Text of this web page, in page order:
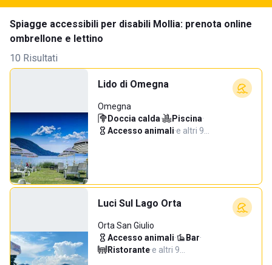
Spiagge accessibili per disabili Mollia: prenota online
ombrellone e lettino
10 Risultati
Lido di Omegna
Omegna
Doccia calda· Piscina·
Accesso animali·e altri 9…
Luci Sul Lago Orta
Orta San Giulio
Accesso animali· Bar·
Ristorante·e altri 9…